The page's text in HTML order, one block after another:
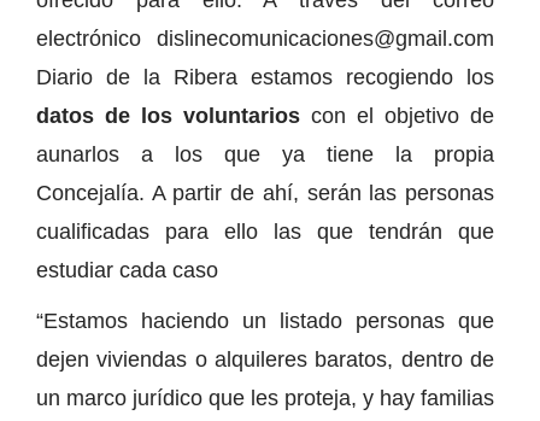
electrónico dislinecomunicaciones@gmail.com
Diario de la Ribera estamos recogiendo los
datos de los voluntarios con el objetivo de
aunarlos a los que ya tiene la propia
Concejalía. A partir de ahí, serán las personas
cualificadas para ello las que tendrán que
estudiar cada caso
“Estamos haciendo un listado personas que
dejen viviendas o alquileres baratos, dentro de
un marco jurídico que les proteja, y hay familias